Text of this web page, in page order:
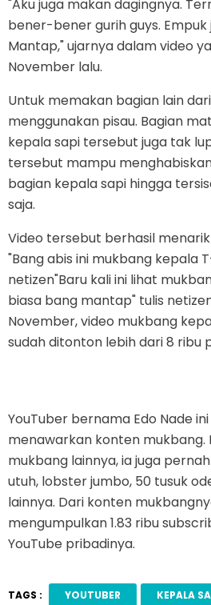
"Aku juga makan dagingnya.
bener-bener gurih guys. Empuk
Mantap," ujarnya dalam video
November lalu.
Untuk memakan bagian lain
menggunakan pisau. Bagian
kepala sapi tersebut juga tak
tersebut mampu
bagian kepala sapi hingga
saja.
Video tersebut berhasil
"Bang abis ini mukbang kepala
netizen"Baru kali ini lihat
biasa bang mantap" tulis netizen
November, video mukbang
sudah ditonton lebih dari 8 ribu
YouTuber bernama Edo Nade
menawarkan konten mukbang.
mukbang lainnya, ia juga
utuh, lobster jumbo, 50 tusuk
lainnya. Dari konten
mengumpulkan 1.83 ribu
YouTube pribadinya.
TAGS : YOUTUBER KEPALA